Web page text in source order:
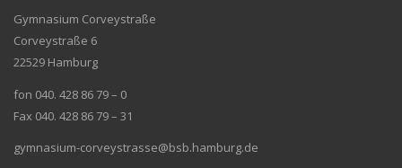
Gymnasium Corveystraße
Corveystraße 6
22529 Hamburg
fon 040. 428 86 79 – 0
Fax 040. 428 86 79 – 31
gymnasium-corveystrasse@bsb.hamburg.de